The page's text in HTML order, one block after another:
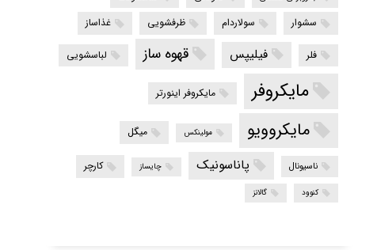
سشوار
سولاردام ظرفشویی غذاساز
فلر فیلیپس قهوه ساز لباسشویی
مایکروفر مایکروفر اینورتر
مایکروویو مولینکس میگل
ناسیونال پاناسونیک چایساز کارچر
کنوود گالانز